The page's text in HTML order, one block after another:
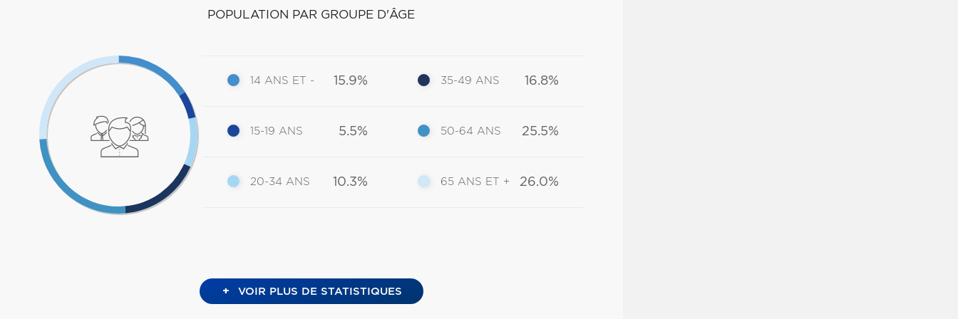
POPULATION PAR GROUPE D'ÂGE
14 ANS ET - 15.9%
15-19 ANS 5.5%
20-34 ANS 10.3%
35-49 ANS 16.8%
50-64 ANS 25.5%
65 ANS ET + 26.0%
+ VOIR PLUS DE STATISTIQUES